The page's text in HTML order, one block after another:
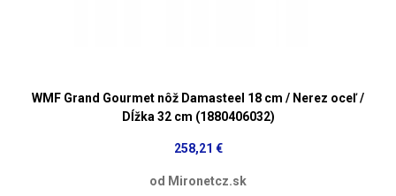
WMF Grand Gourmet nôž Damasteel 18 cm / Nerez oceľ /
Dĺžka 32 cm (1880406032)
258,21 €
od Mironetcz.sk